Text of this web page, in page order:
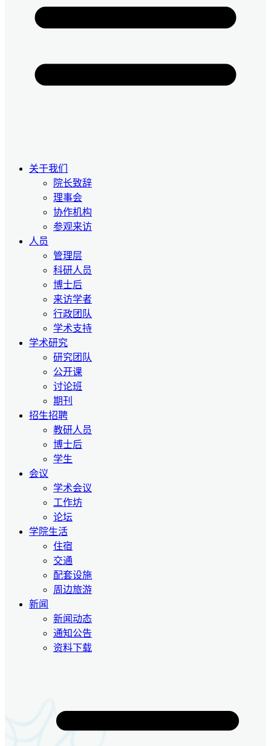
关于我们
院长致辞
理事会
协作机构
参观来访
人员
管理层
科研人员
博士后
来访学者
行政团队
学术支持
学术研究
研究团队
公开课
讨论班
期刊
招生招聘
教研人员
博士后
学生
会议
学术会议
工作坊
论坛
学院生活
住宿
交通
配套设施
周边旅游
新闻
新闻动态
通知公告
资料下载